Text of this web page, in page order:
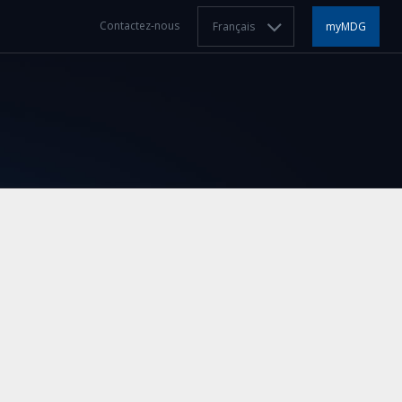
Contactez-nous Français myMDG